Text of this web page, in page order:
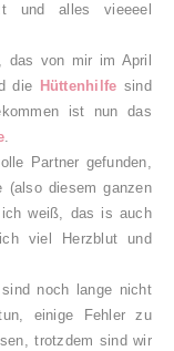
und alles vieeeel
das von mir im April
die Hüttenhilfe sind
ist nun das
.
Partner gefunden,
(also diesem ganzen
ich weiß, das is auch
viel Herzblut und
noch lange nicht
einige Fehler zu
trotzdem sind wir